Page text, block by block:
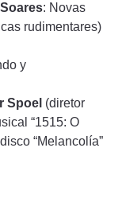
: Novas
rudimentares)
y
Spoel (diretor
“1515: O
“Melancolía”